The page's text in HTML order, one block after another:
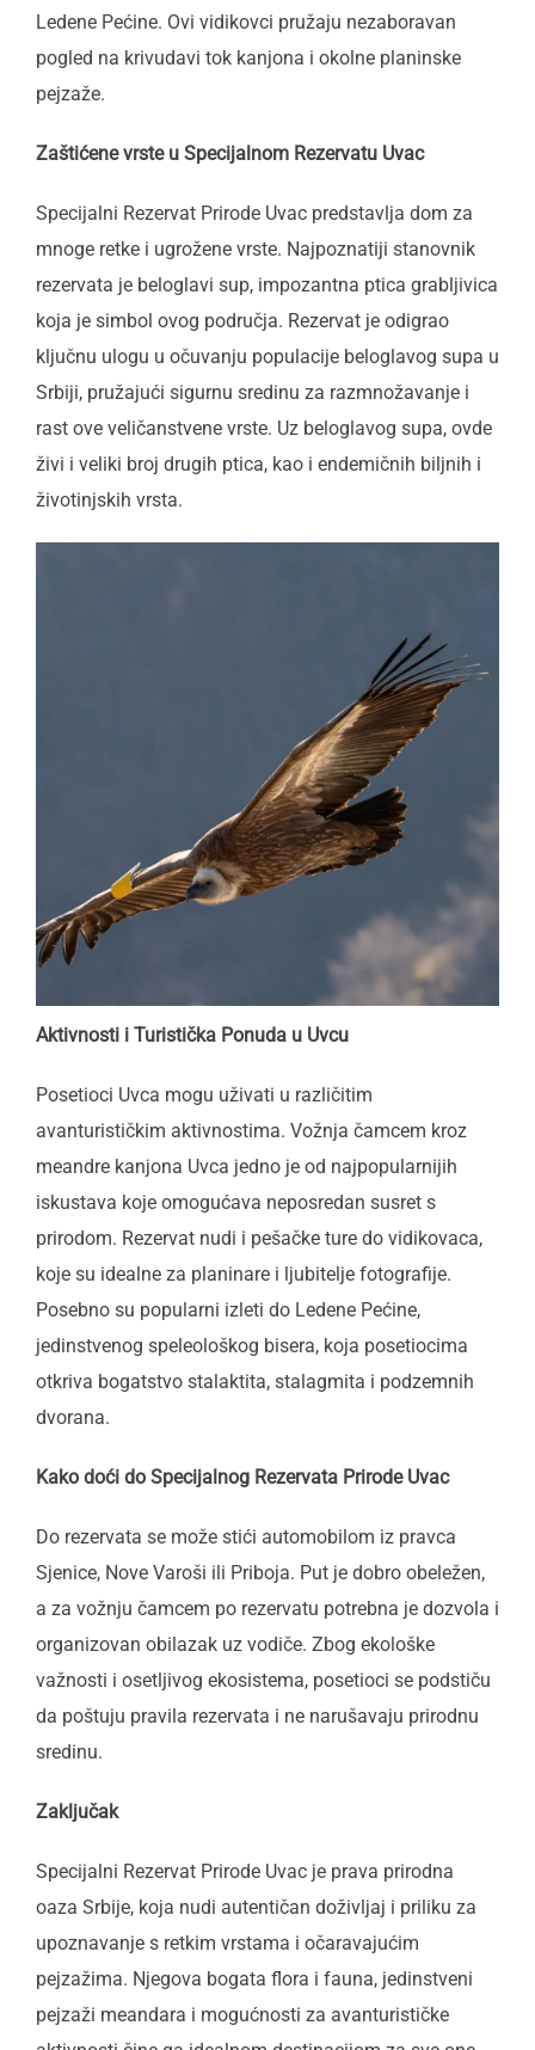
Ledene Pećine. Ovi vidikovci pružaju nezaboravan
pogled na krivudavi tok kanjona i okolne planinske
pejzaže.
Zaštićene vrste u Specijalnom Rezervatu Uvac
Specijalni Rezervat Prirode Uvac predstavlja dom za
mnoge retke i ugrožene vrste. Najpoznatiji stanovnik
rezervata je beloglavi sup, impozantna ptica grabljivica
koja je simbol ovog područja. Rezervat je odigrao
ključnu ulogu u očuvanju populacije beloglavog supa u
Srbiji, pružajući sigurnu sredinu za razmnožavanje i
rast ove veličanstvene vrste. Uz beloglavog supa, ovde
živi i veliki broj drugih ptica, kao i endemičnih biljnih i
životinjskih vrsta.
Aktivnosti i Turistička Ponuda u Uvcu
Posetioci Uvca mogu uživati u različitim
avanturističkim aktivnostima. Vožnja čamcem kroz
meandre kanjona Uvca jedno je od najpopularnijih
iskustava koje omogućava neposredan susret s
prirodom. Rezervat nudi i pešačke ture do vidikovaca,
koje su idealne za planinare i ljubitelje fotografije.
Posebno su popularni izleti do Ledene Pećine,
jedinstvenog speleološkog bisera, koja posetiocima
otkriva bogatstvo stalaktita, stalagmita i podzemnih
dvorana.
Kako doći do Specijalnog Rezervata Prirode Uvac
Do rezervata se može stići automobilom iz pravca
Sjenice, Nove Varoši ili Priboja. Put je dobro obeležen,
a za vožnju čamcem po rezervatu potrebna je dozvola i
organizovan obilazak uz vodiče. Zbog ekološke
važnosti i osetljivog ekosistema, posetioci se podstiču
da poštuju pravila rezervata i ne narušavaju prirodnu
sredinu.
Zaključak
Specijalni Rezervat Prirode Uvac je prava prirodna
oaza Srbije, koja nudi autentičan doživljaj i priliku za
upoznavanje s retkim vrstama i očaravajućim
pejzažima. Njegova bogata flora i fauna, jedinstveni
pejzaži meandara i mogućnosti za avanturističke